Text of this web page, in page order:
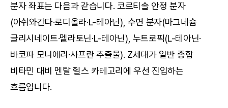
분자 좌표는 다음과 같습니다. 코르티솔 안정 분자
(아쉬와간다·로디올라·L-테아닌), 수면 분자(마그네슘
글리시네이트·멜라토닌·L-테아닌), 누트로픽(L-테아닌·
바코파 모니에리·사프란 추출물). Z세대가 일반 종합
비타민 대비 멘탈 헬스 카테고리에 우선 진입하는
흐름입니다.